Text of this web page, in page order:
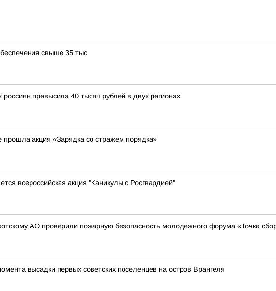
свыше 35 тыс
превысила 40 тысяч рублей в двух регионах
прошла акция «Зарядка со стражем порядка»
всероссийская акция "Каникулы с Росгвардией"
АО проверили пожарную безопасность молодежного форума «Точка
высадки первых советских поселенцев на остров Врангеля